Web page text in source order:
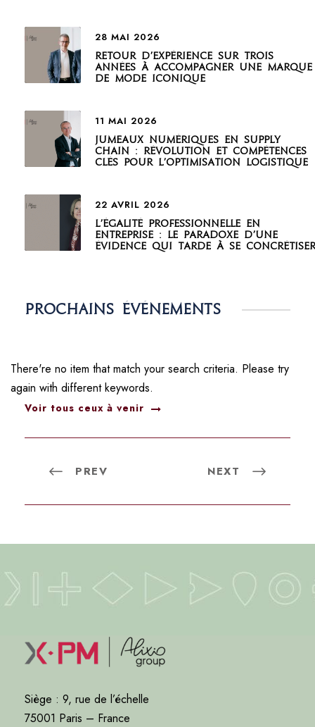
28 MAI 2026
Retour d’expérience sur trois
années à accompagner une marque
de mode iconique
11 MAI 2026
Jumeaux numériques en supply
chain : révolution et compétences
clés pour l’optimisation logistique
22 AVRIL 2026
L’égalité professionnelle en
entreprise : le paradoxe d’une
évidence qui tarde à se concrétiser
Prochains événements
There're no item that match your search criteria. Please try
again with different keywords.
Voir tous ceux à venir
PREV NEXT
Siège : 9, rue de l’échelle
75001 Paris – France